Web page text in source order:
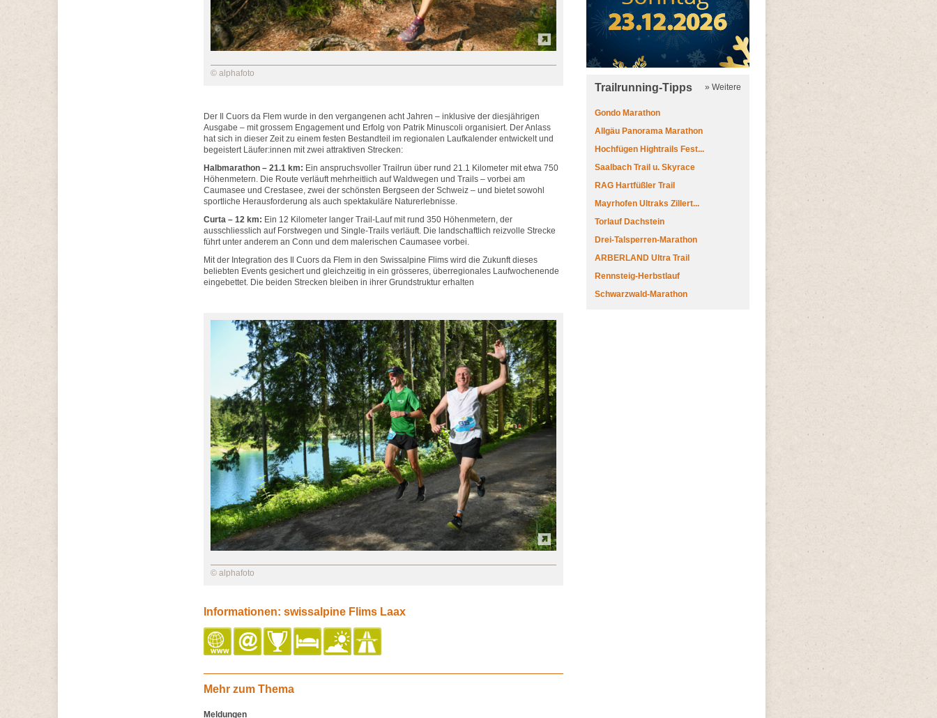
© alphafoto
Der Il Cuors da Flem wurde in den vergangenen acht Jahren – inklusive der diesjährigen
Ausgabe – mit grossem Engagement und Erfolg von Patrik Minuscoli organisiert. Der Anlass
hat sich in dieser Zeit zu einem festen Bestandteil im regionalen Laufkalender entwickelt und
begeistert Läufer:innen mit zwei attraktiven Strecken:
Halbmarathon – 21.1 km: Ein anspruchsvoller Trailrun über rund 21.1 Kilometer mit etwa 750
Höhenmetern. Die Route verläuft mehrheitlich auf Waldwegen und Trails – vorbei am
Caumasee und Crestasee, zwei der schönsten Bergseen der Schweiz – und bietet sowohl
sportliche Herausforderung als auch spektakuläre Naturerlebnisse.
Curta – 12 km: Ein 12 Kilometer langer Trail-Lauf mit rund 350 Höhenmetern, der
ausschliesslich auf Forstwegen und Single-Trails verläuft. Die landschaftlich reizvolle Strecke
führt unter anderem an Conn und dem malerischen Caumasee vorbei.
Mit der Integration des Il Cuors da Flem in den Swissalpine Flims wird die Zukunft dieses
beliebten Events gesichert und gleichzeitig in ein grösseres, überregionales Laufwochenende
eingebettet. Die beiden Strecken bleiben in ihrer Grundstruktur erhalten
© alphafoto
Informationen: swissalpine Flims Laax
Mehr zum Thema
Meldungen
Trailrunning-Tipps » Weitere
Gondo Marathon
Allgäu Panorama Marathon
Hochfügen Hightrails Fest...
Saalbach Trail u. Skyrace
RAG Hartfüßler Trail
Mayrhofen Ultraks Zillert...
Torlauf Dachstein
Drei-Talsperren-Marathon
ARBERLAND Ultra Trail
Rennsteig-Herbstlauf
Schwarzwald-Marathon